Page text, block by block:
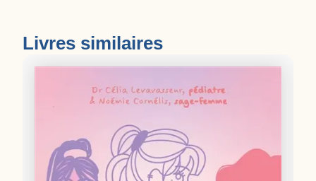
Livres similaires